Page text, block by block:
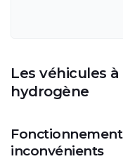
Les véhicules
hydrogène
inconvénients